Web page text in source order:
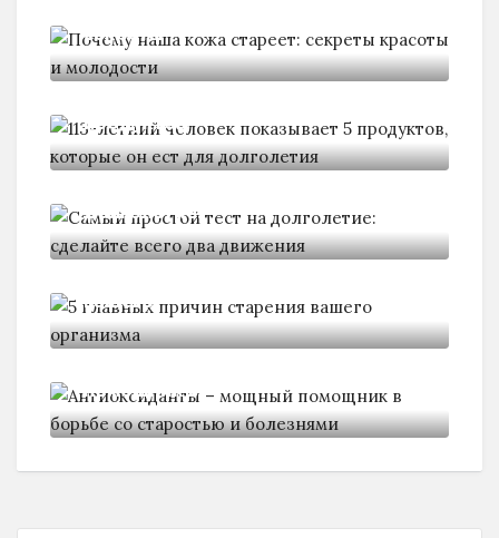
секреты
продуктов,
долголетие:
вашего
помощник в
Спасибо, я уже с вами